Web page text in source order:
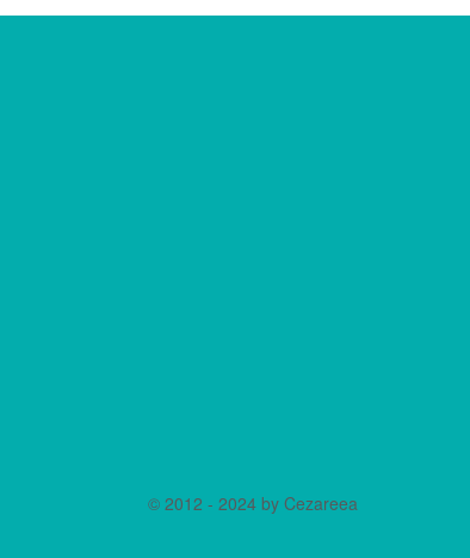
© 2012 - 2024 by Cezareea